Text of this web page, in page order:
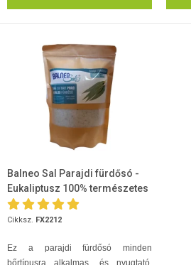
Balneo Sal Parajdi fürdősó -
Eukaliptusz 100% természetes
1000g
Cikksz. FX2212
Ez a parajdi fürdősó minden
bőrtípusra alkalmas, és nyugtató,